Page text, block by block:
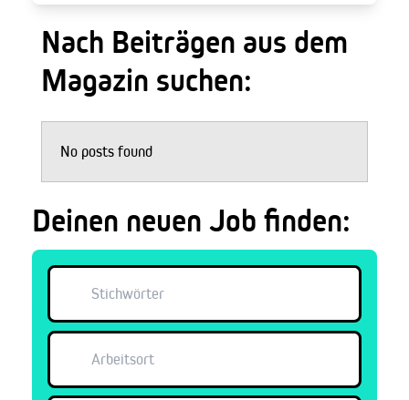
Nach Beiträgen aus dem
Magazin suchen:
No posts found
Deinen neuen Job finden: